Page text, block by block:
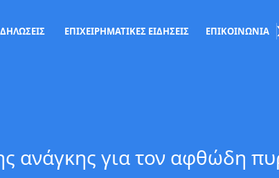
ΕΠΙΧΕΙΡΗΜΑΤΙΚΕΣ ΕΙΔΗΣΕΙΣ ΕΠΙΚΟΙΝΩΝΙΑ
ανάγκης για τον αφθώδη